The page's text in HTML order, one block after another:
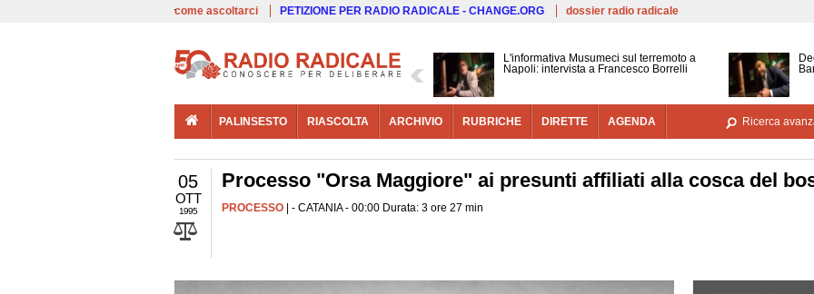
Salta al contenuto principale
come ascoltarci PETIZIONE PER RADIO RADICALE - CHANGE.ORG dossier radio radicale
L'informativa Musumeci sul terremoto a
Napoli: intervista a Francesco Borrelli
PALINSESTO RIASCOLTA ARCHIVIO RUBRICHE DIRETTE AGENDA Ricerca
05
OTT
1995
Processo "Orsa Maggiore" ai presunti affiliati alla cosca del
PROCESSO | - CATANIA - 00:00 Durata: 3 ore 27 min